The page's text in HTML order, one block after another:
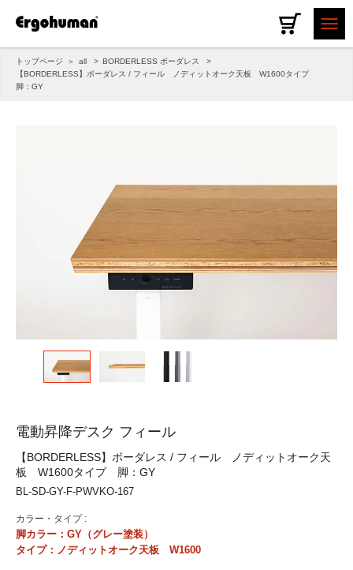
トップページ all
BORDERLESS ボーダレス
【BORDERLESS】ボーダレス / フィール ノディットオーク天板 W1600タイプ
脚：GY
電動昇降デスク フィール
【BORDERLESS】ボーダレス / フィール ノディットオーク天
板 W1600タイプ 脚：GY
BL-SD-GY-F-PWVKO-167
カラー・タイプ :
脚カラー：GY（グレー塗装）
タイプ：ノディットオーク天板 W1600